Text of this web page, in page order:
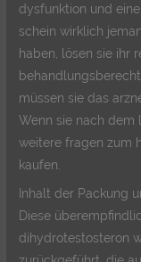
dysfunktion und
schein wirklich
haben, lösen sie ihr
müssen sie das
Wenn sie nach dem
weitere fragen zum
kaufen.
Inhalt der Packung
Diese
dihydrotestosteron